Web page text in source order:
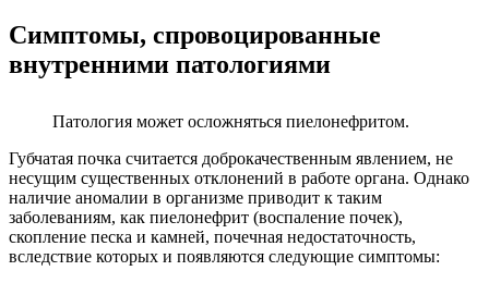
Симптомы, спровоцированные
внутренними патологиями
Патология может осложняться пиелонефритом.
Губчатая почка считается доброкачественным явлением, не
несущим существенных отклонений в работе органа. Однако
наличие аномалии в организме приводит к таким
заболеваниям, как пиелонефрит (воспаление почек),
скопление песка и камней, почечная недостаточность,
вследствие которых и появляются следующие симптомы: